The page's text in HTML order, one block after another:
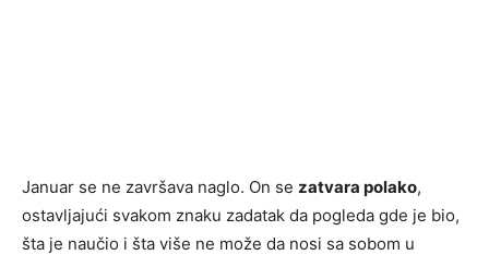
Januar se ne završava naglo. On se zatvara polako,
ostavljajući svakom znaku zadatak da pogleda gde je bio,
šta je naučio i šta više ne može da nosi sa sobom u